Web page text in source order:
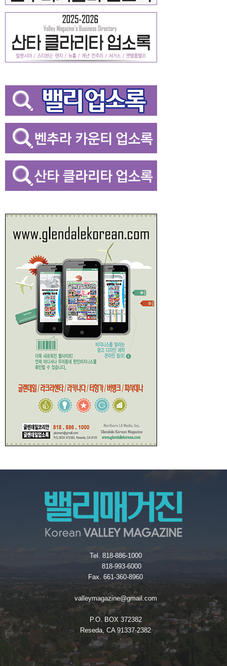
Tel. 818-886-1000
818-993-6000
Fax. 661-360-8960
valleymagazine@gmail.com
P.O. BOX 372382
Reseda, CA 91337-2382